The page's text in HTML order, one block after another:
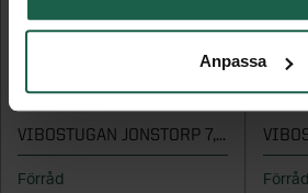
Anpassa
VIBOSTUGAN JONSTORP 7,5 M²
Förråd Förråd